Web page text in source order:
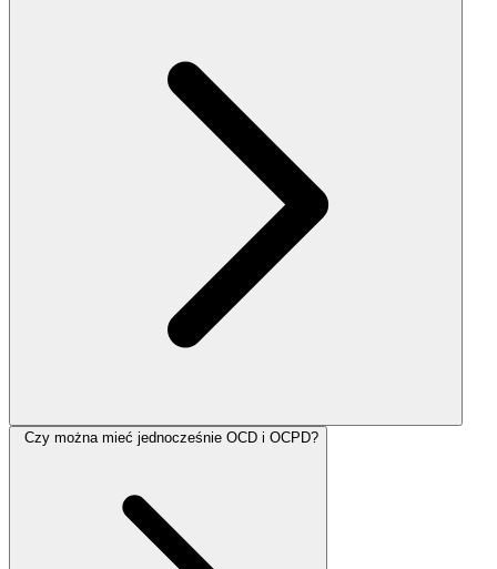
Czy można mieć jednocześnie OCD i OCPD?